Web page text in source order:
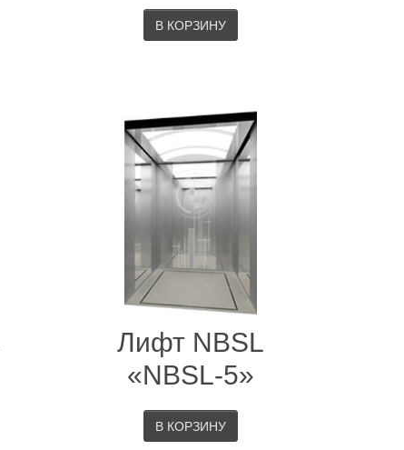
В КОРЗИНУ
Лифт NBSL
«NBSL-5»
В КОРЗИНУ